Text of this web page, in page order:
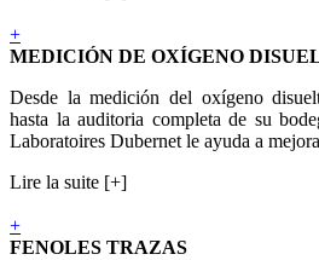
+
MEDICIÓN DE OXÍGENO
Desde la medición del oxígeno
hasta la auditoria completa de su
Laboratoires Dubernet le ayuda a
Lire la suite [+]
+
FENOLES TRAZAS